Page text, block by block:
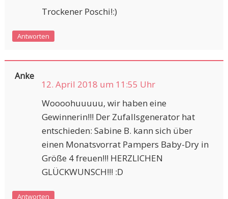
Trockener Poschi!:)
Antworten
Anke
12. April 2018 um 11:55 Uhr
Woooohuuuuu, wir haben eine
Gewinnerin!!! Der Zufallsgenerator hat
entschieden: Sabine B. kann sich über
einen Monatsvorrat Pampers Baby-Dry in
Größe 4 freuen!!! HERZLICHEN
GLÜCKWUNSCH!!! :D
Antworten